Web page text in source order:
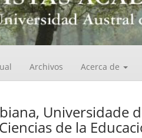
Archivos Acerca de
Universidade
de la